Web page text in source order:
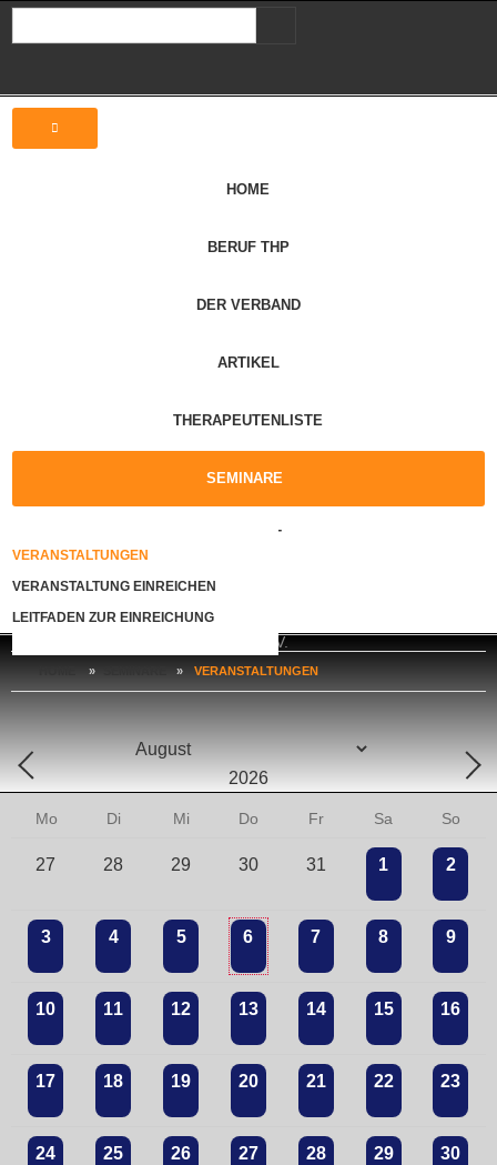
HOME
BERUF THP
DER VERBAND
ARTIKEL
THERAPEUTENLISTE
SEMINARE
VERANSTALTUNGEN
VERANSTALTUNG EINREICHEN
LEITFADEN ZUR EINREICHUNG
KONTAKT
» » VERANSTALTUNGEN
Mo Di Mi Do Fr Sa So
27 28 29 30 31 1 2
3 4 5 6 7 8 9
10 11 12 13 14 15 16
17 18 19 20 21 22 23
24 25 26 27 28 29 30